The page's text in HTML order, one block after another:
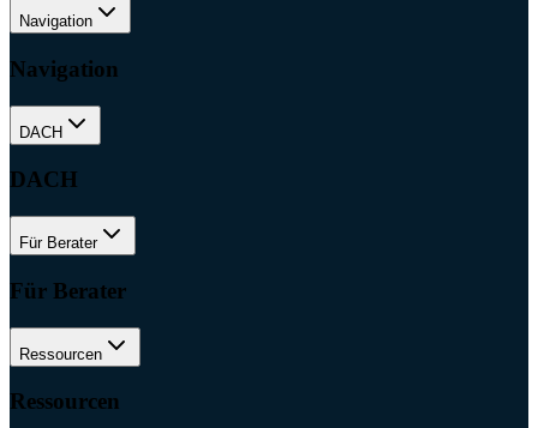
Navigation
Navigation
DACH
DACH
Für Berater
Für Berater
Ressourcen
Ressourcen